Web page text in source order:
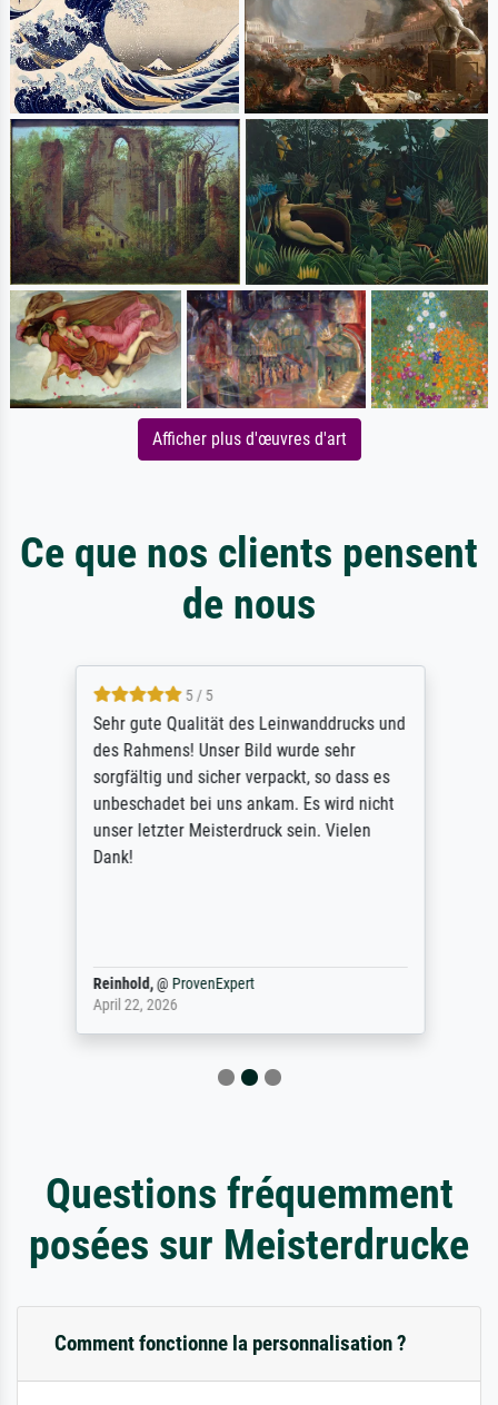
Afficher plus d'œuvres d'art
Ce que nos clients pensent
de nous
5 / 5
Sehr gute Qualität des Leinwanddrucks und
des Rahmens! Unser Bild wurde sehr
sorgfältig und sicher verpackt, so dass es
unbeschadet bei uns ankam. Es wird nicht
unser letzter Meisterdruck sein. Vielen
Dank!
Reinhold,@ ProvenExpert
April 22, 2026
Questions fréquemment
posées sur Meisterdrucke
Comment fonctionne la personnalisation ?